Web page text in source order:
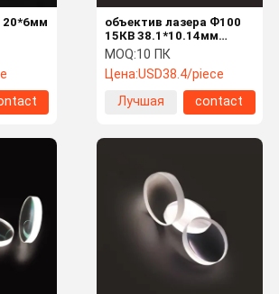
20*6мм
объектив лазера Ф100
15КВ 38.1*10.14мм
коллимируя для
машины головы лазера
MOQ:10 ПК
Цена:USD38.4/piece
Лучшая
contact